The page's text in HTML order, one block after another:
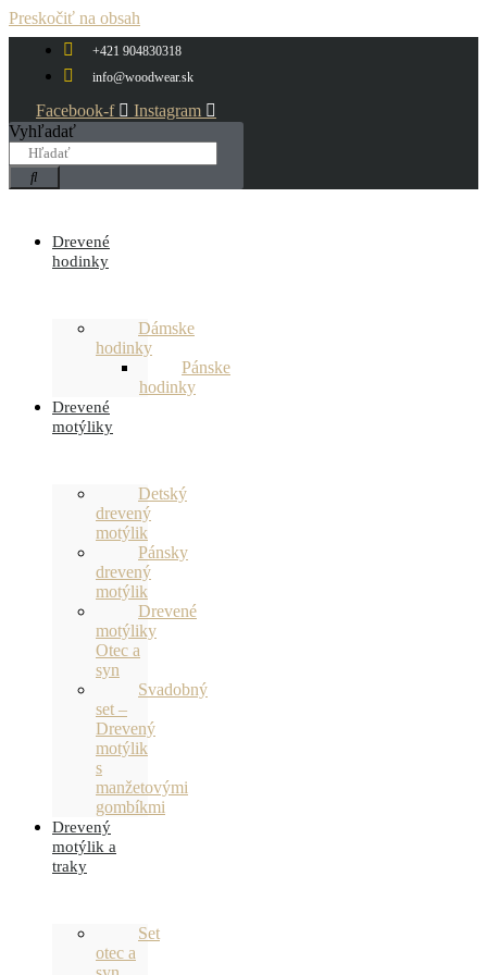
Preskočiť na obsah
+421 904830318
info@woodwear.sk
Facebook-f
Instagram
Vyhľadať
Drevené
hodinky
Dámske
hodinky
Pánske
hodinky
Drevené
motýliky
Detský
drevený
motýlik
Pánsky
drevený
motýlik
Drevené
motýliky
Otec a
syn
Svadobný
set –
Drevený
motýlik
s
manžetovými
gombíkmi
Drevený
motýlik a
traky
Set
otec a